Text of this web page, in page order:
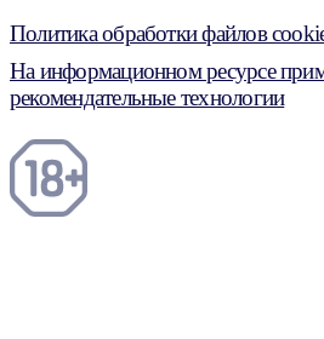
Политика обработки файлов
На информационном ресурсе
рекомендательные технологии